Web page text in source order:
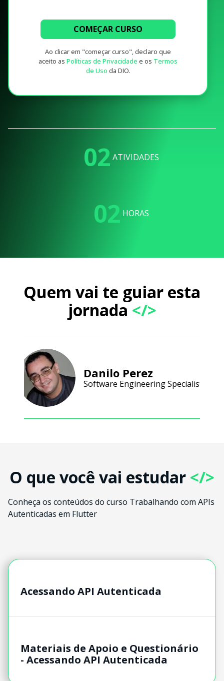
COMEÇAR CURSO
Ao clicar em "começar curso", declaro que
aceito as Políticas de Privacidade e os Termos
de Uso da DIO.
02 ATIVIDADES
02 HORAS
Quem vai te guiar esta
jornada </>
Danilo Perez
Software Engineering Specialist
O que você vai estudar </>
Conheça os conteúdos do curso Trabalhando com APIs
Autenticadas em Flutter
Acessando API Autenticada
Materiais de Apoio e Questionário
- Acessando API Autenticada